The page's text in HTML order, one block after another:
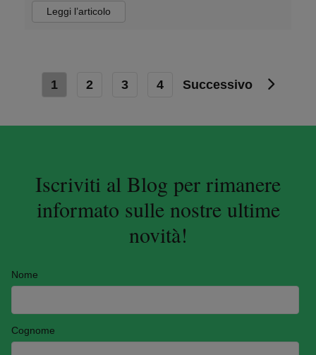
Leggi l’articolo
1 2 3 4 Successivo
Iscriviti al Blog per rimanere
informato sulle nostre ultime
novità!
Nome
Cognome